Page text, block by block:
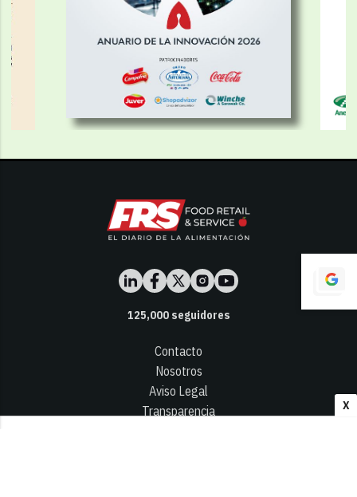
X
125,000seguidores
Contacto
Nosotros
Aviso Legal
Transparencia